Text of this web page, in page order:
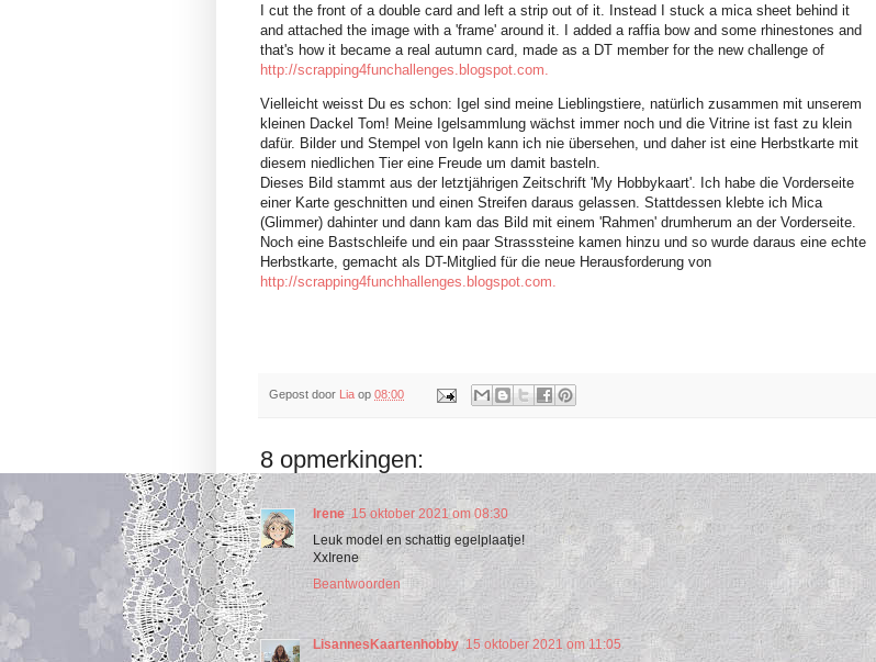
I cut the front of a double card and left a strip out of it. Instead I stuck a mica sheet behind it
and attached the image with a 'frame' around it. I added a raffia bow and some rhinestones and
that's how it became a real autumn card, made as a DT member for the new challenge of
http://scrapping4funchallenges.blogspot.com.
Vielleicht weisst Du es schon: Igel sind meine Lieblingstiere, natürlich zusammen mit unserem
kleinen Dackel Tom! Meine Igelsammlung wächst immer noch und die Vitrine ist fast zu klein
dafür. Bilder und Stempel von Igeln kann ich nie übersehen, und daher ist eine Herbstkarte mit
diesem niedlichen Tier eine Freude um damit basteln.
Dieses Bild stammt aus der letztjährigen Zeitschrift 'My Hobbykaart'. Ich habe die Vorderseite
einer Karte geschnitten und einen Streifen daraus gelassen. Stattdessen klebte ich Mica
(Glimmer) dahinter und dann kam das Bild mit einem 'Rahmen' drumherum an der Vorderseite.
Noch eine Bastschleife und ein paar Strasssteine ​​kamen hinzu und so wurde daraus eine echte
Herbstkarte, gemacht als DT-Mitglied für die neue Herausforderung von
http://scrapping4funchhallenges.blogspot.com.
Gepost door Lia op 08:00
8 opmerkingen:
Irene 15 oktober 2021 om 08:30
Leuk model en schattig egelplaatje!
XxIrene
Beantwoorden
LisannesKaartenhobby 15 oktober 2021 om 11:05